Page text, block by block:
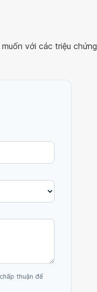
với các triệu chứng
thuận để